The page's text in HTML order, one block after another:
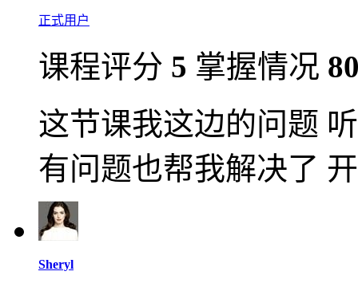
正式用户
课程评分 5 掌握情况
这节课我这边的问题
有问题也帮我解决了
Sheryl